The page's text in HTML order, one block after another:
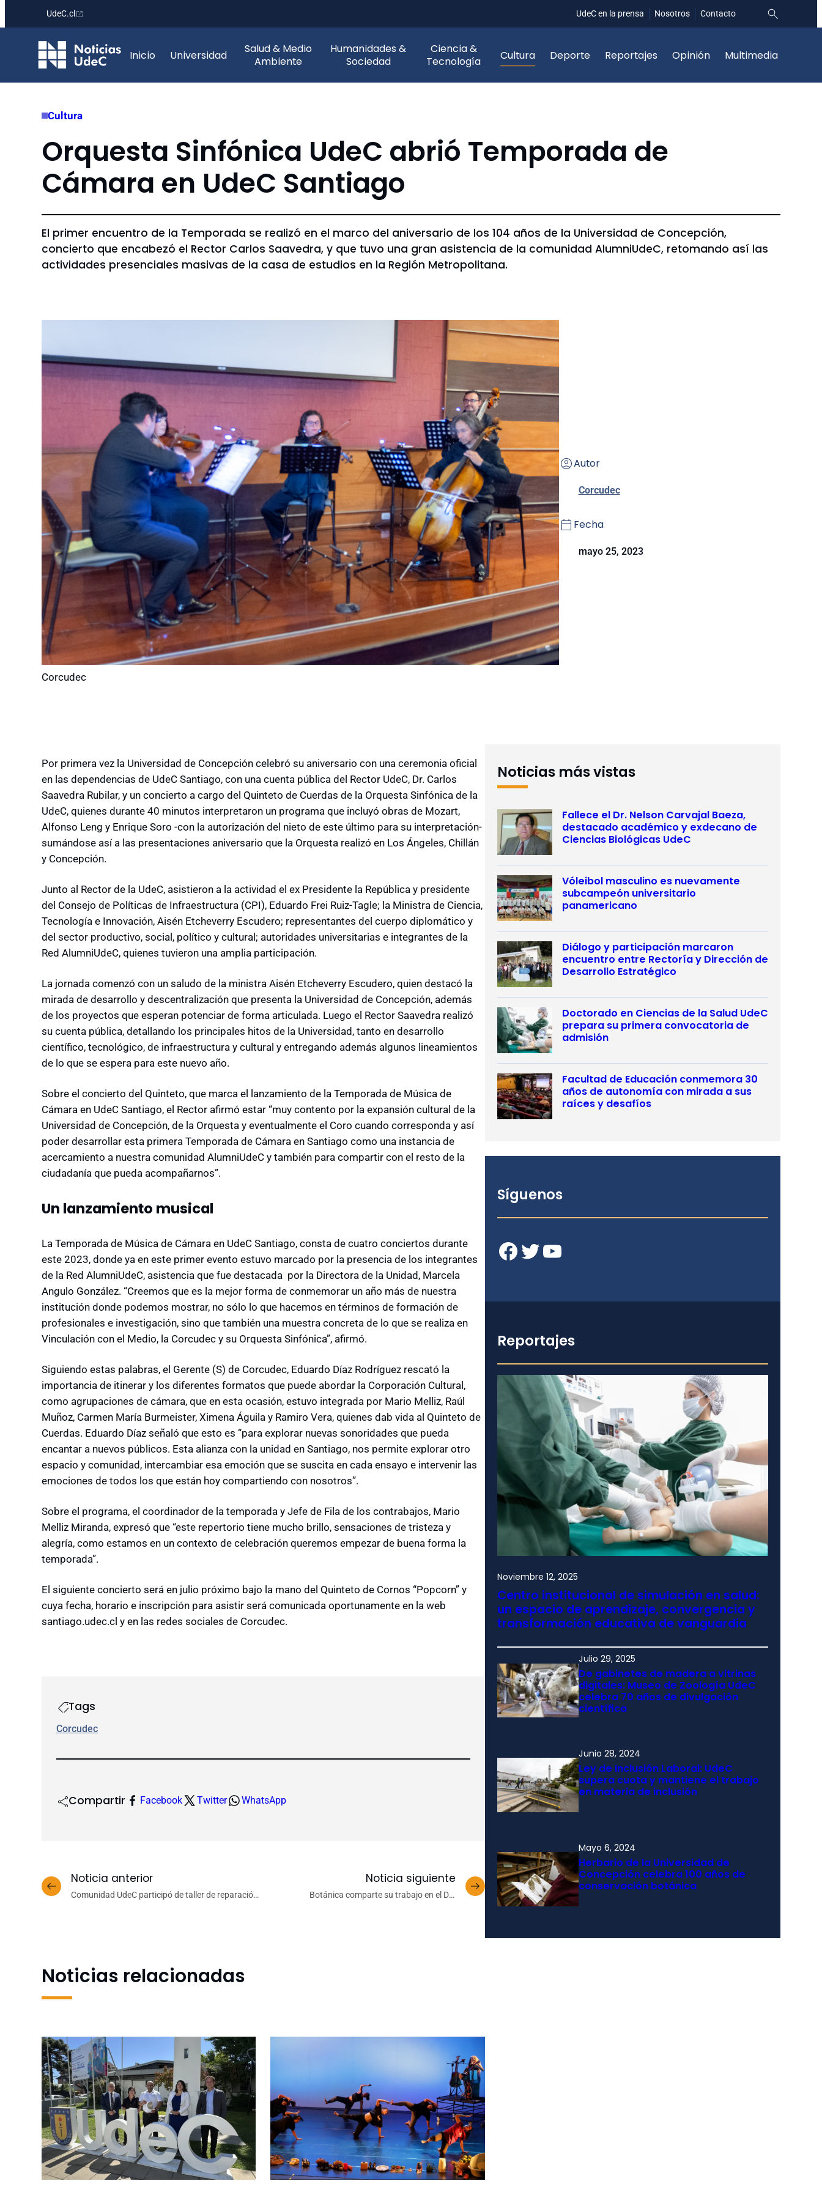
contenido
UdeC.cl UdeC en la prensa Nosotros Contacto
Inicio Universidad
Salud & Medio
Ambiente
Humanidades &
Sociedad
Ciencia &
Tecnología
Cultura Deporte Reportajes Opinión Multimedia
Cultura
Orquesta Sinfónica UdeC abrió Temporada de
Cámara en UdeC Santiago
El primer encuentro de la Temporada se realizó en el marco del aniversario de los 104 años de la Universidad de Concepción,
concierto que encabezó el Rector Carlos Saavedra, y que tuvo una gran asistencia de la comunidad AlumniUdeC, retomando así las
actividades presenciales masivas de la casa de estudios en la Región Metropolitana.
Corcudec
Autor
Corcudec
Fecha
mayo 25, 2023
Por primera vez la Universidad de Concepción celebró su aniversario con una ceremonia oficial
en las dependencias de UdeC Santiago, con una cuenta pública del Rector UdeC, Dr. Carlos
Saavedra Rubilar, y un concierto a cargo del Quinteto de Cuerdas de la Orquesta Sinfónica de la
UdeC, quienes durante 40 minutos interpretaron un programa que incluyó obras de Mozart,
Alfonso Leng y Enrique Soro -con la autorización del nieto de este último para su interpretación-
sumándose así a las presentaciones aniversario que la Orquesta realizó en Los Ángeles, Chillán
y Concepción.
Junto al Rector de la UdeC, asistieron a la actividad el ex Presidente la República y presidente
del Consejo de Políticas de Infraestructura (CPI), Eduardo Frei Ruiz-Tagle; la Ministra de Ciencia,
Tecnología e Innovación, Aisén Etcheverry Escudero; representantes del cuerpo diplomático y
del sector productivo, social, político y cultural; autoridades universitarias e integrantes de la
Red AlumniUdeC, quienes tuvieron una amplia participación.
La jornada comenzó con un saludo de la ministra Aisén Etcheverry Escudero, quien destacó la
mirada de desarrollo y descentralización que presenta la Universidad de Concepción, además
de los proyectos que esperan potenciar de forma articulada. Luego el Rector Saavedra realizó
su cuenta pública, detallando los principales hitos de la Universidad, tanto en desarrollo
científico, tecnológico, de infraestructura y cultural y entregando además algunos lineamientos
de lo que se espera para este nuevo año.
Sobre el concierto del Quinteto, que marca el lanzamiento de la Temporada de Música de
Cámara en UdeC Santiago, el Rector afirmó estar “muy contento por la expansión cultural de la
Universidad de Concepción, de la Orquesta y eventualmente el Coro cuando corresponda y así
poder desarrollar esta primera Temporada de Cámara en Santiago como una instancia de
acercamiento a nuestra comunidad AlumniUdeC y también para compartir con el resto de la
ciudadanía que pueda acompañarnos”.
Un lanzamiento musical
La Temporada de Música de Cámara en UdeC Santiago, consta de cuatro conciertos durante
este 2023, donde ya en este primer evento estuvo marcado por la presencia de los integrantes
de la Red AlumniUdeC, asistencia que fue destacada por la Directora de la Unidad, Marcela
Angulo González. “Creemos que es la mejor forma de conmemorar un año más de nuestra
institución donde podemos mostrar, no sólo lo que hacemos en términos de formación de
profesionales e investigación, sino que también una muestra concreta de lo que se realiza en
Vinculación con el Medio, la Corcudec y su Orquesta Sinfónica”, afirmó.
Siguiendo estas palabras, el Gerente (S) de Corcudec, Eduardo Díaz Rodríguez rescató la
importancia de itinerar y los diferentes formatos que puede abordar la Corporación Cultural,
como agrupaciones de cámara, que en esta ocasión, estuvo integrada por Mario Melliz, Raúl
Muñoz, Carmen María Burmeister, Ximena Águila y Ramiro Vera, quienes dab vida al Quinteto de
Cuerdas. Eduardo Díaz señaló que esto es “para explorar nuevas sonoridades que pueda
encantar a nuevos públicos. Esta alianza con la unidad en Santiago, nos permite explorar otro
espacio y comunidad, intercambiar esa emoción que se suscita en cada ensayo e intervenir las
emociones de todos los que están hoy compartiendo con nosotros”.
Sobre el programa, el coordinador de la temporada y Jefe de Fila de los contrabajos, Mario
Melliz Miranda, expresó que “este repertorio tiene mucho brillo, sensaciones de tristeza y
alegría, como estamos en un contexto de celebración queremos empezar de buena forma la
temporada”.
El siguiente concierto será en julio próximo bajo la mano del Quinteto de Cornos “Popcorn” y
cuya fecha, horario e inscripción para asistir será comunicada oportunamente en la web
santiago.udec.cl y en las redes sociales de Corcudec.
Tags
Corcudec
Compartir Facebook Twitter WhatsApp
Noticia anterior
Comunidad UdeC participó de taller de reparación
Noticia siguiente
Botánica comparte su trabajo en el Día
Noticias relacionadas
Noticias más vistas
Fallece el Dr. Nelson Carvajal Baeza,
destacado académico y exdecano de
Ciencias Biológicas UdeC
Vóleibol masculino es nuevamente
subcampeón universitario
panamericano
Diálogo y participación marcaron
encuentro entre Rectoría y Dirección de
Desarrollo Estratégico
Doctorado en Ciencias de la Salud UdeC
prepara su primera convocatoria de
admisión
Facultad de Educación conmemora 30
años de autonomía con mirada a sus
raíces y desafíos
Síguenos
Facebook Twitter YouTube
Reportajes
Noviembre 12, 2025
Centro institucional de simulación en salud:
un espacio de aprendizaje, convergencia y
transformación educativa de vanguardia
Julio 29, 2025
De gabinetes de madera a vitrinas
digitales: Museo de Zoología UdeC
celebra 70 años de divulgación
científica
Junio 28, 2024
Ley de Inclusión Laboral: UdeC
supera cuota y mantiene el trabajo
en materia de inclusión
Mayo 6, 2024
Herbario de la Universidad de
Concepción celebra 100 años de
conservación botánica